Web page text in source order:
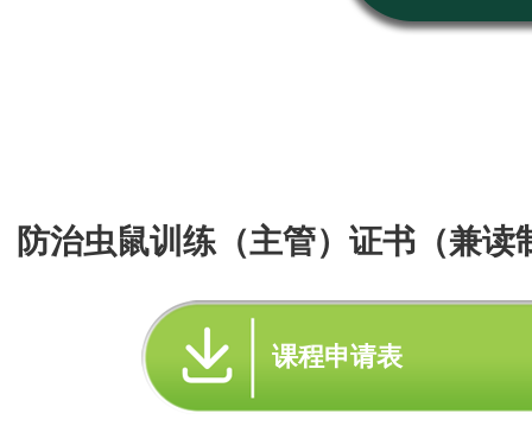
防治虫鼠训练（主管）证书（兼读
课程申请表